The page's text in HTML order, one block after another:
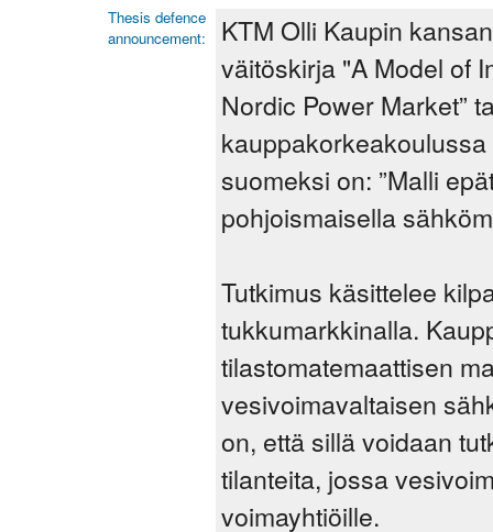
Thesis defence
announcement:
KTM Olli Kaupin
väitöskirja "A Model of
Nordic Power Market”
suomeksi on: ”Malli
pohjoismaisella
Tutkimus käsittelee
tukkumarkkinalla.
tilastomatemaattisen
vesivoimavaltaisen
on, että sillä voidaan
tilanteita, jossa
voimayhtiöille.